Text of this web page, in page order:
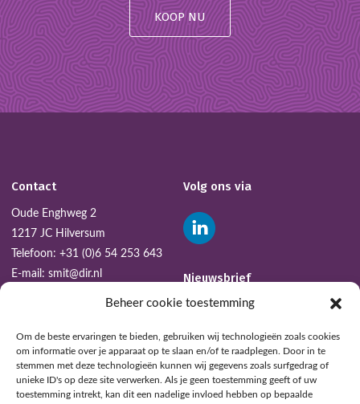
Beheer cookie toestemming
Om de beste ervaringen te bieden, gebruiken wij technologieën zoals cookies
om informatie over je apparaat op te slaan en/of te raadplegen. Door in te
stemmen met deze technologieën kunnen wij gegevens zoals surfgedrag of
unieke ID's op deze site verwerken. Als je geen toestemming geeft of uw
toestemming intrekt, kan dit een nadelige invloed hebben op bepaalde
KOOP NU
Contact
Oude Enghweg 2
1217 JC Hilversum
Telefoon: +31 (0)6 54 253 643
E-mail: smit@dir.nl
Volg ons via
Nieuwsbrief